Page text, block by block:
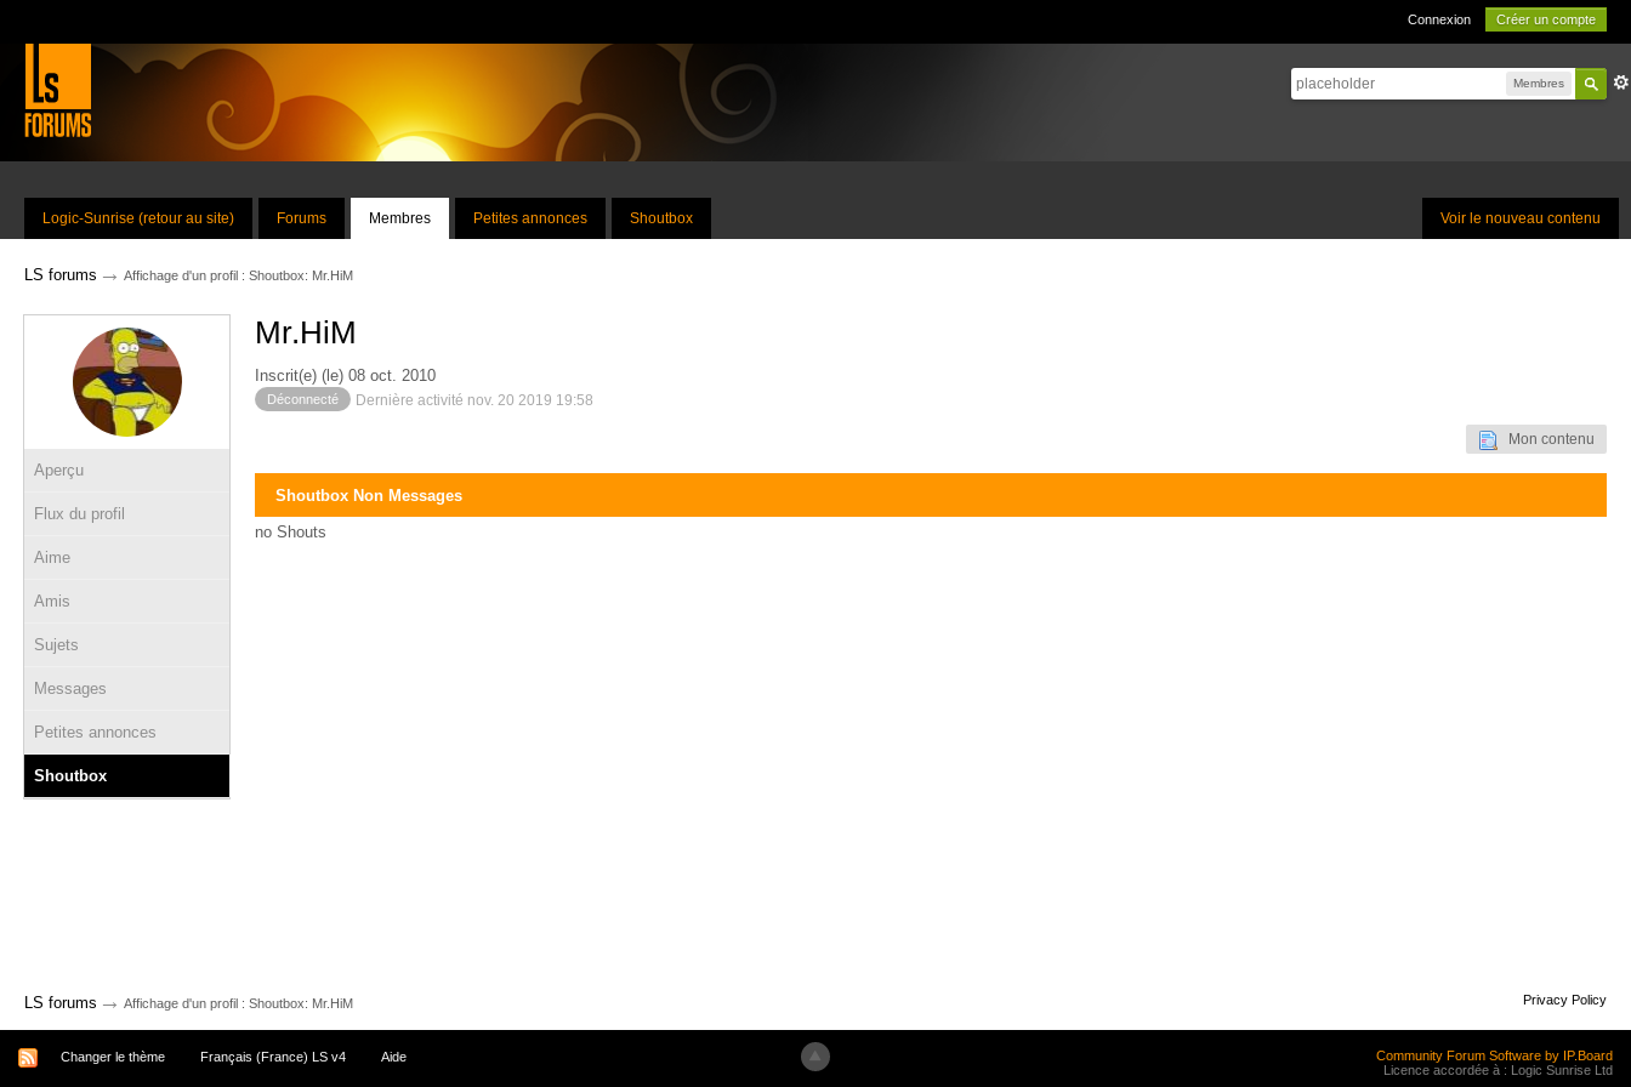
Connexion Créer un compte
Membres
Voir le nouveau contenu
Logic-Sunrise (retour au site) Forums Membres Petites annonces Shoutbox
LS forums → Affichage d'un profil : Shoutbox: Mr.HiM
Aperçu
Flux du profil
Aime
Amis
Sujets
Messages
Petites annonces
Shoutbox
Mr.HiM
Inscrit(e) (le) 08 oct. 2010
Déconnecté Dernière activité nov. 20 2019 19:58
Mon contenu
Shoutbox Non Messages
no Shouts
LS forums → Affichage d'un profil : Shoutbox: Mr.HiM Privacy Policy
Changer le thème Français (France) LS v4 Aide
Community Forum Software by IP.Board
Licence accordée à : Logic Sunrise Ltd